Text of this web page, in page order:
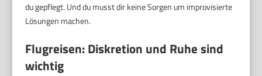
du gepflegt. Und du musst dir keine Sorgen um improvisierte
Lösungen machen.
Flugreisen: Diskretion und Ruhe sind
wichtig